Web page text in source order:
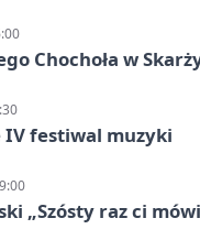
Chochoła w
IV festiwal muzyki
„Szósty raz ci